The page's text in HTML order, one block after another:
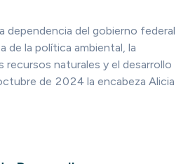
dependencia del gobierno federal
de la política ambiental, la
recursos naturales y el desarrollo
de 2024 la encabeza Alicia